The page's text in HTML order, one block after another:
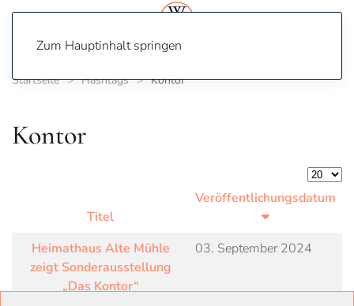
Zum Hauptinhalt springen
Startseite Hashtags Kontor
Kontor
Titel
Veröffentlichungsdatum
Heimathaus Alte Mühle
zeigt Sonderausstellung
„Das Kontor“
03. September 2024